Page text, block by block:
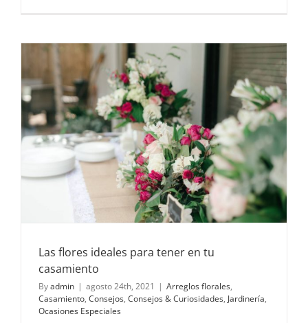
de
flores?
Las flores ideales para tener en tu
casamiento
Byadmin | agosto 24th, 2021 | Arreglos florales,
Casamiento, Consejos, Consejos & Curiosidades, Jardinería,
Ocasiones Especiales